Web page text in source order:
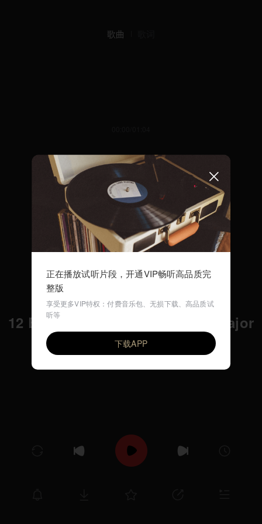
歌曲
12 Etudes Op.25 No.8 in D flat major
Ilya Rashkovskiy
正在播放试听片段，开通VIP畅听高品质完
整版
享受更多VIP特权：付费音乐包、无损下载、高品质试
听等
下载APP
